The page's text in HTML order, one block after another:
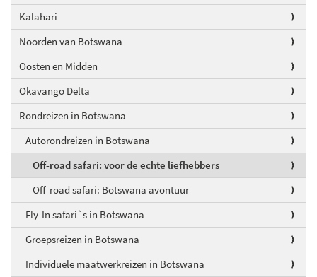
Kalahari
Noorden van Botswana
Oosten en Midden
Okavango Delta
Rondreizen in Botswana
Autorondreizen in Botswana
Off-road safari: voor de echte liefhebbers
Off-road safari: Botswana avontuur
Fly-In safari`s in Botswana
Groepsreizen in Botswana
Individuele maatwerkreizen in Botswana